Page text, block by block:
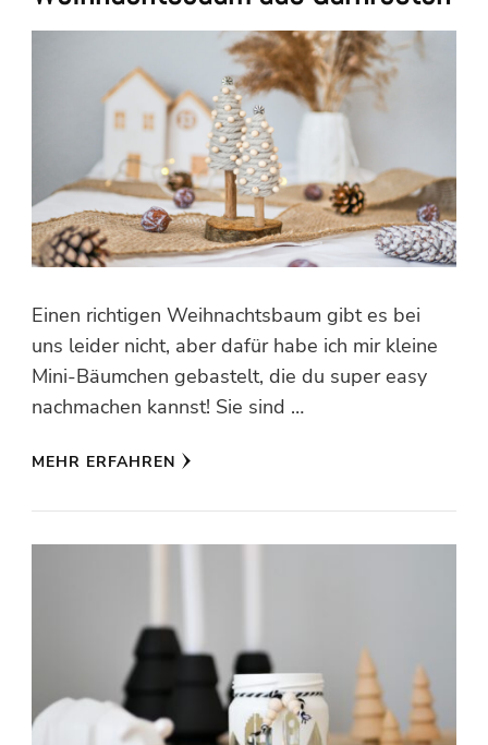
Einen richtigen Weihnachtsbaum gibt es bei
uns leider nicht, aber dafür habe ich mir kleine
Mini-Bäumchen gebastelt, die du super easy
nachmachen kannst! Sie sind …
MEHR ERFAHREN